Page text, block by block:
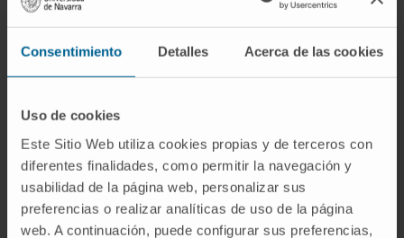
Consentimiento Detalles Acerca de las cookies
Uso de cookies
Este Sitio Web utiliza cookies propias y de terceros con
diferentes finalidades, como permitir la navegación y
usabilidad de la página web, personalizar sus
preferencias o realizar analíticas de uso de la página
web. A continuación, puede configurar sus preferencias,
romper el cálculo en fragmentos más
través del conducto.
de la extracción exitosa de un cálculo, la
sialolitiasis puede recurrir. Por lo tanto, los
pacientes con antecedentes de esta afección
deben ser vigilados de cerca para detectar
signos de recurrencia. Además, pueden